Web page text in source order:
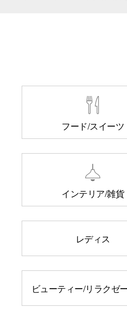
フード/スイーツ
インテリア/雑貨
レディス
ビューティー/リラクゼ